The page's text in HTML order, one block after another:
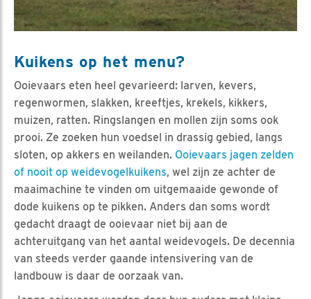
Kuikens op het menu?
Ooievaars eten heel gevarieerd: larven, kevers,
regenwormen, slakken, kreeftjes, krekels, kikkers,
muizen, ratten. Ringslangen en mollen zijn soms ook
prooi. Ze zoeken hun voedsel in drassig gebied, langs
sloten, op akkers en weilanden. Ooievaars jagen zelden
of nooit op weidevogelkuikens, wel zijn ze achter de
maaimachine te vinden om uitgemaaide gewonde of
dode kuikens op te pikken. Anders dan soms wordt
gedacht draagt de ooievaar niet bij aan de
achteruitgang van het aantal weidevogels. De decennia
van steeds verder gaande intensivering van de
landbouw is daar de oorzaak van.